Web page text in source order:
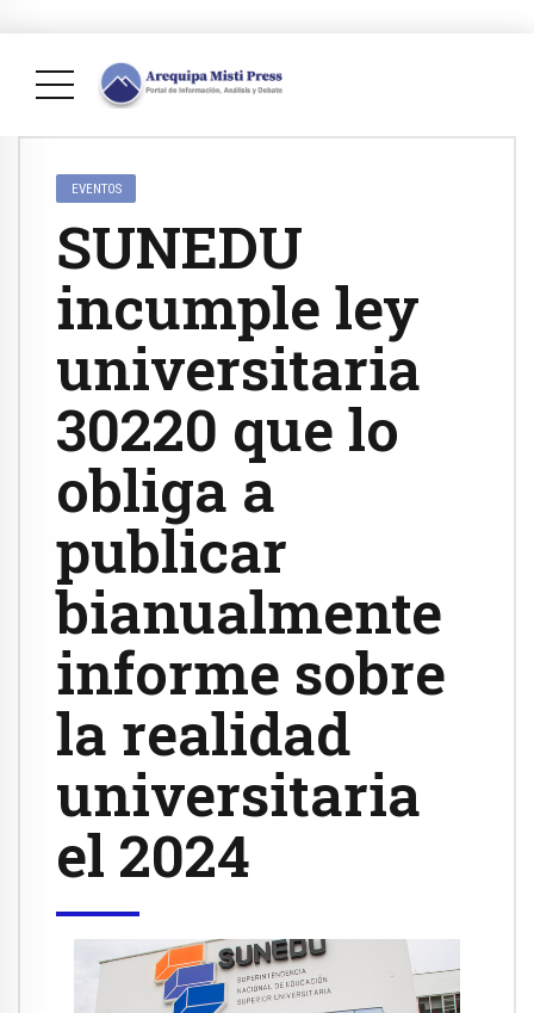
EVENTOS
SUNEDU
incumple ley
universitaria
30220 que lo
obliga a
publicar
bianualmente
informe sobre
la realidad
universitaria
el 2024